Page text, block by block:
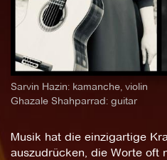
Sarvin Hazin: kamanche, violin
Ghazale Shahparrad: guitar
Musik hat die einzigartige
auszudrücken, die Worte oft